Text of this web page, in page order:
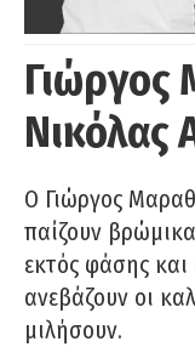
Γιώργος
Νικόλας
Ο Γιώργος
παίζουν
εκτός φάσης και
ανεβάζουν οι
μιλήσουν.